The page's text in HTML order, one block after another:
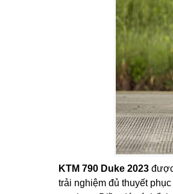
KTM 790 Duke 2023
trải nghiệm đủ thuyết